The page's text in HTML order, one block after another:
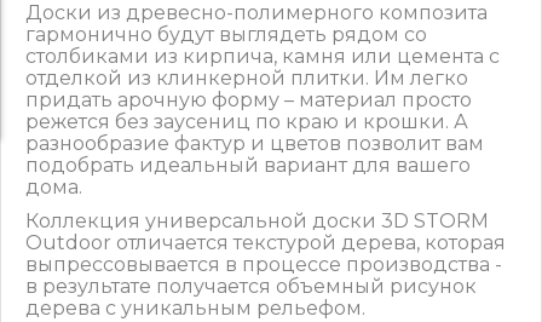
Доски из древесно-полимерного композита
гармонично будут выглядеть рядом со
столбиками из кирпича, камня или цемента с
отделкой из клинкерной плитки. Им легко
придать арочную форму – материал просто
режется без заусениц по краю и крошки. А
разнообразие фактур и цветов позволит вам
подобрать идеальный вариант для вашего
дома.
Коллекция универсальной доски 3D STORM
Outdoor отличается текстурой дерева, которая
выпрессовывается в процессе производства -
в результате получается объемный рисунок
дерева с уникальным рельефом.